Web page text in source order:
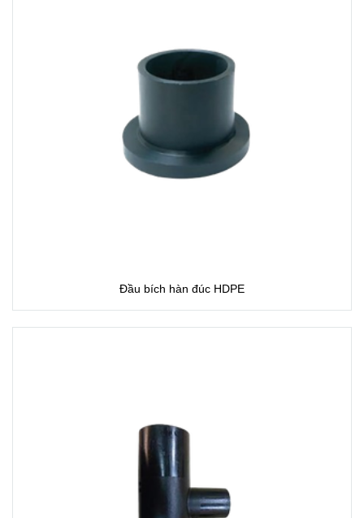
Đầu bích hàn đúc HDPE